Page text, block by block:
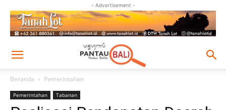
- Advertisement -
Beranda Pemerintahan
Pemerintahan Tabanan